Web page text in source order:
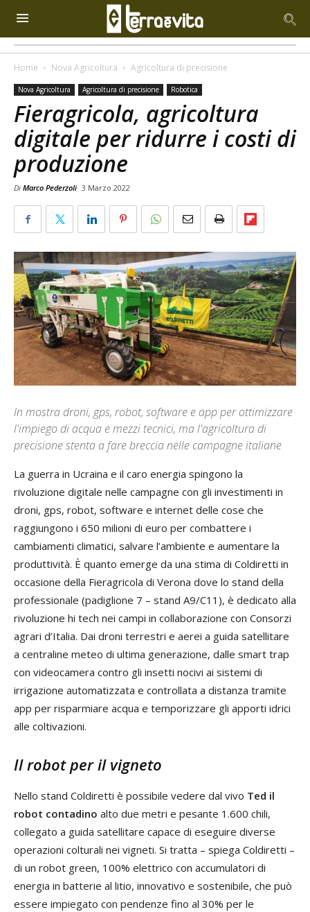
Home Nova Agricoltura Agricoltura di precisione
Nova Agricoltura Agricoltura di precisione Robotica
Fieragricola, agricoltura
digitale per ridurre i costi di
produzione
Di Marco Pederzoli 3 Marzo 2022
In mostra droni, gps, robot, software e app per ottimizzare
l'impiego di acqua e mezzi tecnici, ma l'agricoltura di
precisione stenta a fare breccia nelle campagne italiane
La guerra in Ucraina e il caro energia spingono la
rivoluzione digitale nelle campagne con gli investimenti in
droni, gps, robot, software e internet delle cose che
raggiungono i 650 milioni di euro per combattere i
cambiamenti climatici, salvare l’ambiente e aumentare la
produttività. È quanto emerge da una stima di Coldiretti in
occasione della Fieragricola di Verona dove lo stand della
professionale (padiglione 7 – stand A9/C11), è dedicato alla
rivoluzione hi tech nei campi in collaborazione con Consorzi
agrari d’Italia. Dai droni terrestri e aerei a guida satellitare
a centraline meteo di ultima generazione, dalle smart trap
con videocamera contro gli insetti nocivi ai sistemi di
irrigazione automatizzata e controllata a distanza tramite
app per risparmiare acqua e temporizzare gli apporti idrici
alle coltivazioni.
Il robot per il vigneto
Nello stand Coldiretti è possibile vedere dal vivo Ted il
robot contadino alto due metri e pesante 1.600 chili,
collegato a guida satellitare capace di eseguire diverse
operazioni colturali nei vigneti. Si tratta – spiega Coldiretti –
di un robot green, 100% elettrico con accumulatori di
energia in batterie al litio, innovativo e sostenibile, che può
essere impiegato con pendenze fino al 30% per le